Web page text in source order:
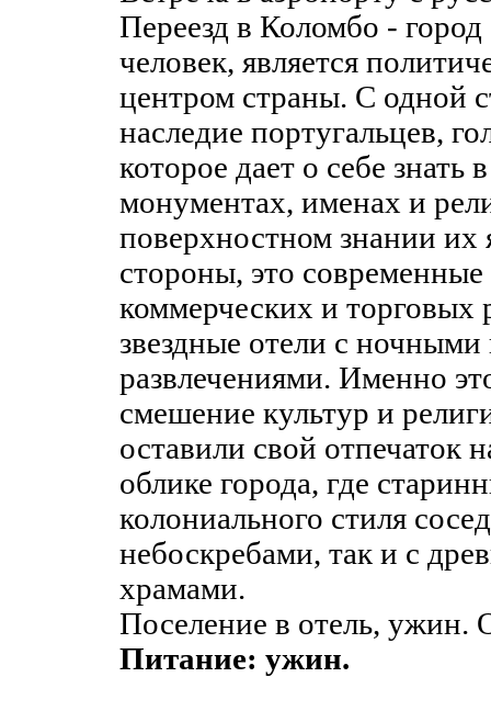
Переезд в Коломбо -
человек, является
центром страны. С одной
наследие португальцев,
которое дает о себе знать
монументах, именах и
поверхностном знании их
стороны, это
коммерческих и торговых
звездные отели с
развлечениями. Именно
смешение культур и
оставили свой отпечаток
облике города, где
колониального стиля
небоскребами, так и с
храмами.
Поселение в отель, ужин.
Питание: ужин.